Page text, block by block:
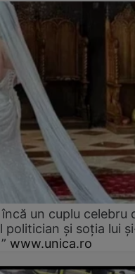
un cuplu celebru
politician și soția lui
www.unica.ro